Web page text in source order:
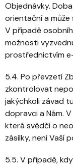
Objednávky.
orientační a
V případě
možnosti
prostřednictvím
5.4. Po převzetí
zkontrolovat
jakýchkoli závad
dopravci a Nám.
která svědčí o
zásilky, není Vaší
5.5. V případě,